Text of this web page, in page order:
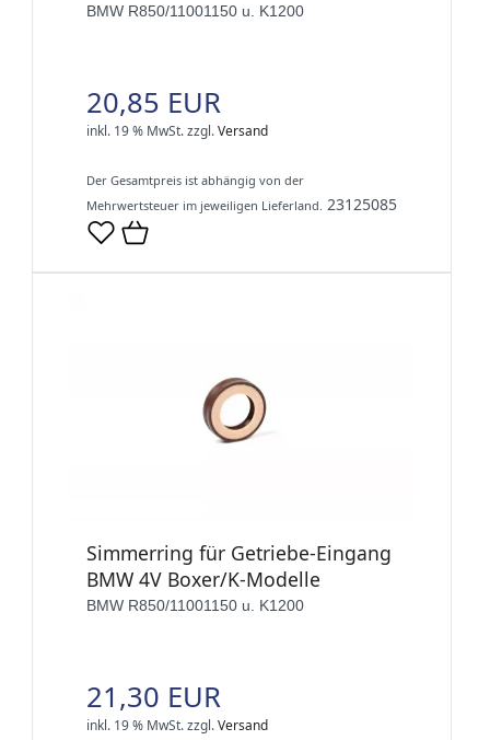
BMW R850/11001150 u. K1200
20,85 EUR
inkl. 19 % MwSt.zzgl.Versand
Der Gesamtpreis ist abhängig von der
Mehrwertsteuer im jeweiligen Lieferland. 23125085
Simmerring für Getriebe-Eingang
BMW 4V Boxer/K-Modelle
BMW R850/11001150 u. K1200
21,30 EUR
inkl. 19 % MwSt.zzgl.Versand